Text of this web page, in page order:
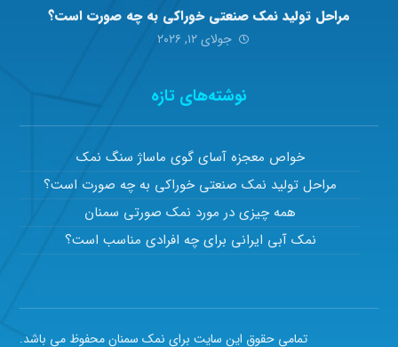
مراحل تولید نمک صنعتی خوراکی به چه صورت است؟
جولای ۱۲, ۲۰۲۶
نوشته‌های تازه
خواص معجزه آسای گوی ماساژ سنگ نمک
مراحل تولید نمک صنعتی خوراکی به چه صورت است؟
همه چیزی در مورد نمک صورتی سمنان
نمک آبی ایرانی برای چه افرادی مناسب است؟
تمامی حقوق این سایت برای نمک سمنان محفوظ می باشد.